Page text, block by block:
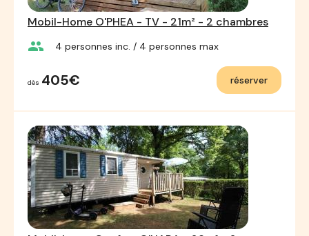
Mobil-Home O'PHEA - TV - 21m² - 2 chambres
group 4 personnes inc. / 4 personnes max
dès 405€ réserver